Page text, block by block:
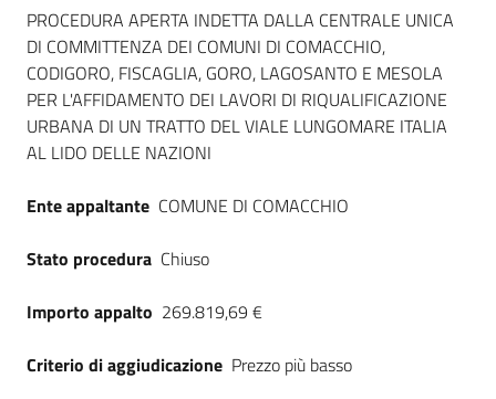
Seguici
su
Dati del bando
PROCEDURA APERTA INDETTA DALLA CENTRALE UNICA
DI COMMITTENZA DEI COMUNI DI COMACCHIO,
CODIGORO, FISCAGLIA, GORO, LAGOSANTO E MESOLA
PER L'AFFIDAMENTO DEI LAVORI DI RIQUALIFICAZIONE
URBANA DI UN TRATTO DEL VIALE LUNGOMARE ITALIA
AL LIDO DELLE NAZIONI
Ente appaltante COMUNE DI COMACCHIO
Stato procedura Chiuso
Importo appalto 269.819,69 €
Criterio di aggiudicazione Prezzo più basso